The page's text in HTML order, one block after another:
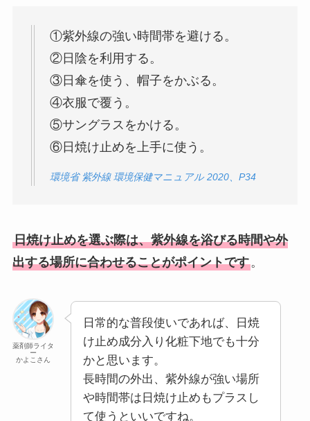
①紫外線の強い時間帯を避ける。
②日陰を利用する。
③日傘を使う、帽子をかぶる。
④衣服で覆う。
⑤サングラスをかける。
⑥日焼け止めを上手に使う。
環境省 紫外線 環境保健マニュアル 2020、P34
日焼け止めを選ぶ際は、紫外線を浴びる時間や外
出する場所に合わせることがポイントです。
薬剤師ライタ
ー
かよこさん
日常的な普段使いであれば、日焼
け止め成分入り化粧下地でも十分
かと思います。
長時間の外出、紫外線が強い場所
や時間帯は日焼け止めもプラスし
て使うといいですね。